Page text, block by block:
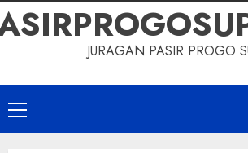
JURAGAN PASIR PROGO
Primary
Menu